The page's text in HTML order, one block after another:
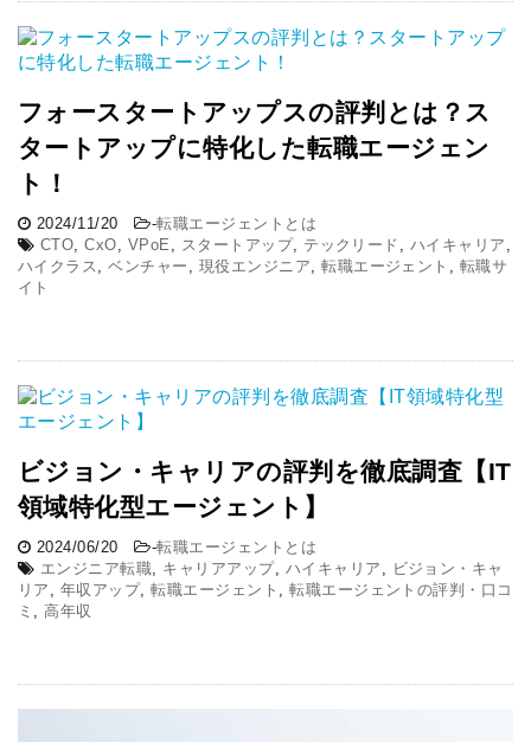
フォースタートアップスの評判とは？ス
タートアップに特化した転職エージェン
ト！
2024/11/20 -転職エージェントとは
CTO ,CxO VPoE スタートアップ, テックリード ハイキャリア
ハイクラス
,ベンチャー 現役エンジニア ,転職エージェント
転職サ
イト
ビジョン・キャリアの評判を徹底調査【IT
領域特化型エージェント】
2024/06/20 -転職エージェントとは
エンジニア転職
キャリアアップ, ハイキャリア
ビジョン・キャ
リア
年収アップ,転職エージェント ,転職エージェントの評判・口コ
ミ
,高年収